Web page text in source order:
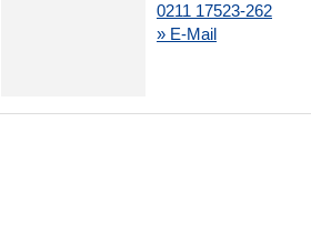
0211 17523-262
» E-Mail